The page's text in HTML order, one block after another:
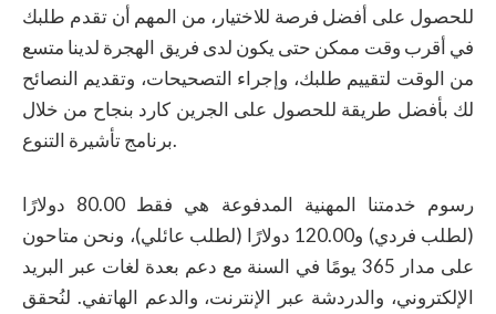
للحصول على أفضل فرصة للاختيار، من المهم أن تقدم طلبك
في أقرب وقت ممكن حتى يكون لدى فريق الهجرة لدينا متسع
من الوقت لتقييم طلبك، وإجراء التصحيحات، وتقديم النصائح
لك بأفضل طريقة للحصول على الجرين كارد بنجاح من خلال
برنامج تأشيرة التنوع.
رسوم خدمتنا المهنية المدفوعة هي فقط 80.00 دولارًا
(لطلب فردي) و120.00 دولارًا (لطلب عائلي)، ونحن متاحون
على مدار 365 يومًا في السنة مع دعم بعدة لغات عبر البريد
الإلكتروني، والدردشة عبر الإنترنت، والدعم الهاتفي. لنُحقق